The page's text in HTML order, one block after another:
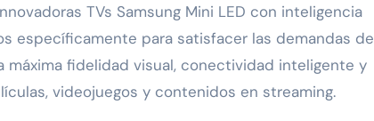
TVs Samsung Mini LED con inteligencia
específicamente para satisfacer las demandas de
fidelidad visual, conectividad inteligente y
videojuegos y contenidos en streaming.